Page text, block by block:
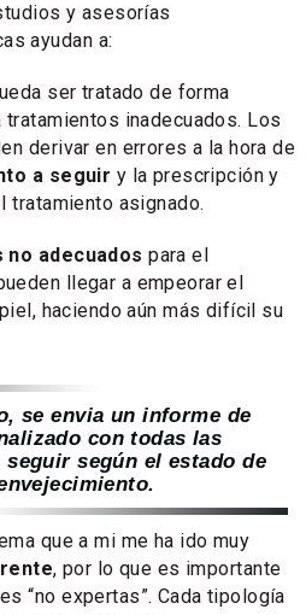
y asesorías
ayudan a:
ser tratado de forma
inadecuados. Los
derivar en errores a la hora de
a seguir y la prescripción y
tratamiento asignado.
no adecuados para el
llegar a empeorar el
haciendo aún más difícil su
se envia un informe de
con todas las
según el estado de
que a mi me ha ido muy
, por lo que es importante
“no expertas”. Cada tipología